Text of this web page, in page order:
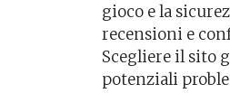
gioco e la
recensioni e
Scegliere il sito
potenziali